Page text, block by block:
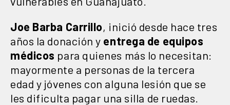
Joe Barba Carrillo, inició desde hace tres
años la donación y entrega de equipos
médicos para quienes más lo necesitan:
mayormente a personas de la tercera
edad y jóvenes con alguna lesión que se
les dificulta pagar una silla de ruedas.